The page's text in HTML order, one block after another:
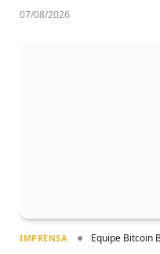
07/08/2026
IMPRENSA Equipe Bitcoin